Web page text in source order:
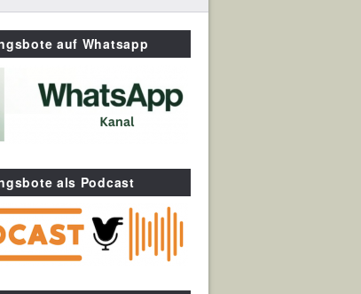
auf Whatsapp
als Podcast